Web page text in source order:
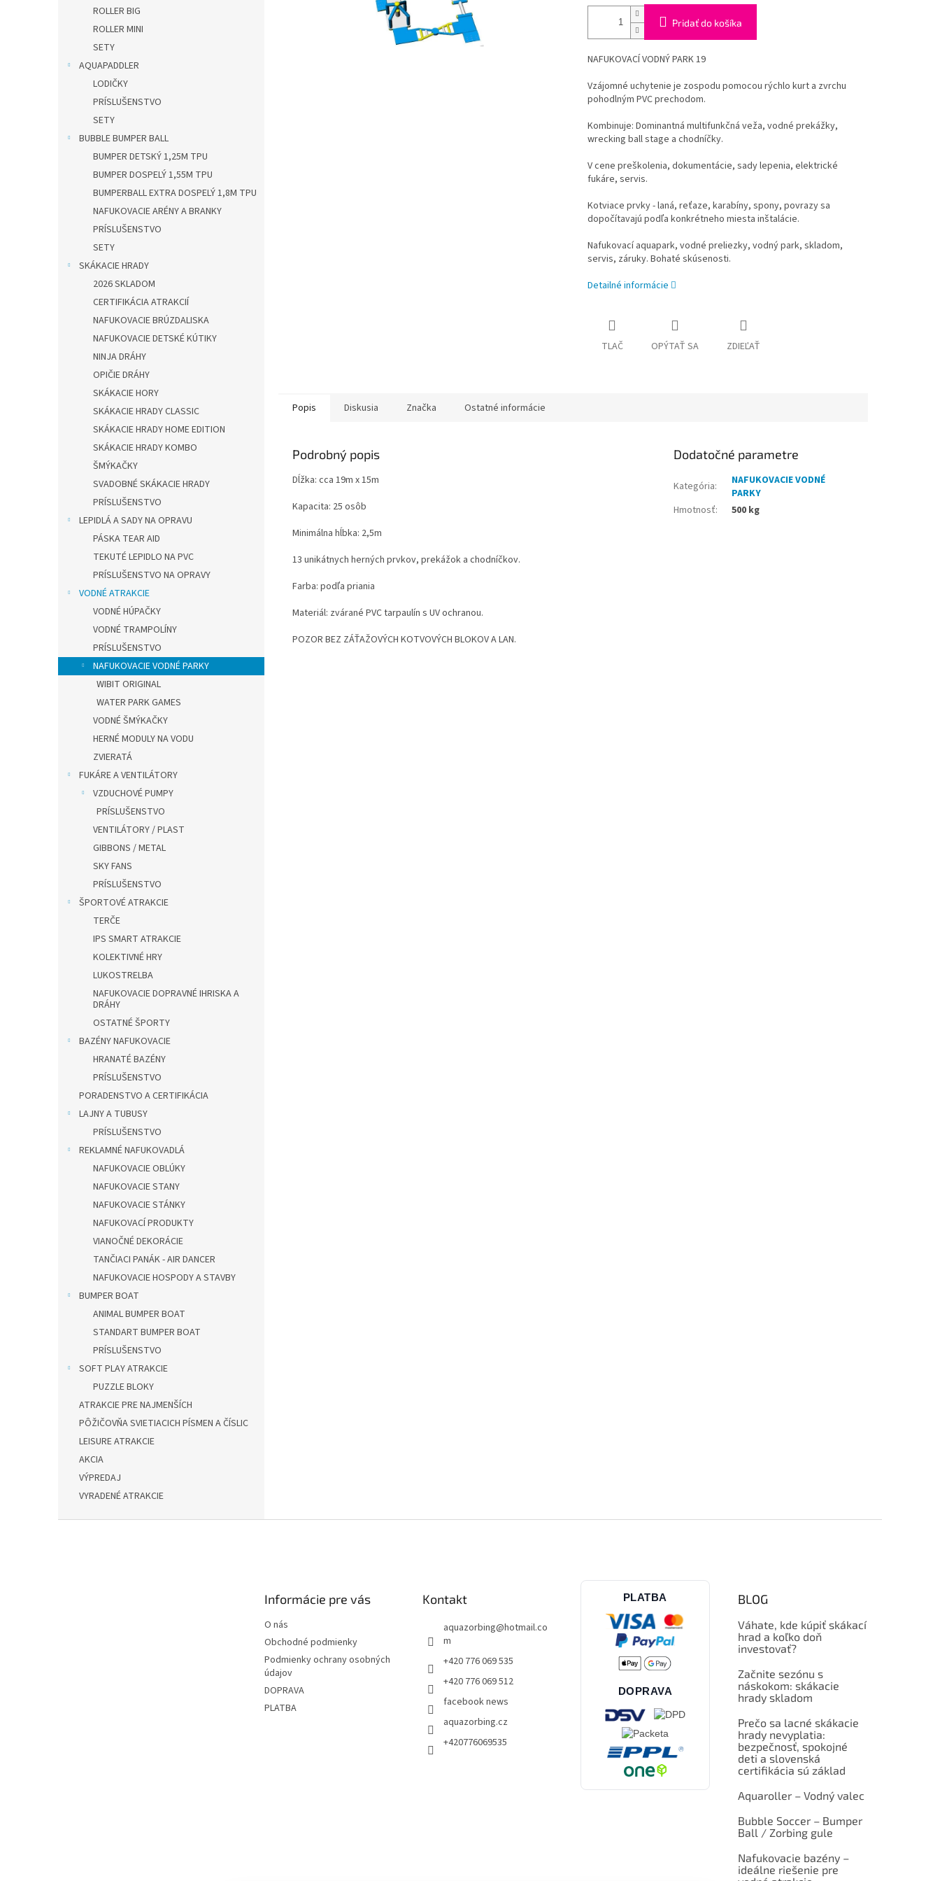
ROLLER BIG
ROLLER MINI
SETY
AQUAPADDLER
LODIČKY
PRÍSLUŠENSTVO
SETY
BUBBLE BUMPER BALL
BUMPER DETSKÝ 1,25M TPU
BUMPER DOSPELÝ 1,55M TPU
BUMPERBALL EXTRA DOSPELÝ 1,8M TPU
NAFUKOVACIE ARÉNY A BRANKY
PRÍSLUŠENSTVO
SETY
SKÁKACIE HRADY
2026 SKLADOM
CERTIFIKÁCIA ATRAKCIÍ
NAFUKOVACIE BRÚZDALISKA
NAFUKOVACIE DETSKÉ KÚTIKY
NINJA DRÁHY
OPIČIE DRÁHY
SKÁKACIE HORY
SKÁKACIE HRADY CLASSIC
SKÁKACIE HRADY HOME EDITION
SKÁKACIE HRADY KOMBO
ŠMÝKAČKY
SVADOBNÉ SKÁKACIE HRADY
PRÍSLUŠENSTVO
LEPIDLÁ A SADY NA OPRAVU
PÁSKA TEAR AID
TEKUTÉ LEPIDLO NA PVC
PRÍSLUŠENSTVO NA OPRAVY
VODNÉ ATRAKCIE
VODNÉ HÚPAČKY
VODNÉ TRAMPOLÍNY
PRÍSLUŠENSTVO
NAFUKOVACIE VODNÉ PARKY
WIBIT ORIGINAL
WATER PARK GAMES
VODNÉ ŠMÝKAČKY
HERNÉ MODULY NA VODU
ZVIERATÁ
FUKÁRE A VENTILÁTORY
VZDUCHOVÉ PUMPY
PRÍSLUŠENSTVO
VENTILÁTORY / PLAST
GIBBONS / METAL
SKY FANS
PRÍSLUŠENSTVO
ŠPORTOVÉ ATRAKCIE
TERČE
IPS SMART ATRAKCIE
KOLEKTIVNÉ HRY
LUKOSTRELBA
NAFUKOVACIE DOPRAVNÉ IHRISKA A
DRÁHY
OSTATNÉ ŠPORTY
BAZÉNY NAFUKOVACIE
HRANATÉ BAZÉNY
PRÍSLUŠENSTVO
PORADENSTVO A CERTIFIKÁCIA
LAJNY A TUBUSY
PRÍSLUŠENSTVO
REKLAMNÉ NAFUKOVADLÁ
NAFUKOVACIE OBLÚKY
NAFUKOVACIE STANY
NAFUKOVACIE STÁNKY
NAFUKOVACÍ PRODUKTY
VIANOČNÉ DEKORÁCIE
TANČIACI PANÁK - AIR DANCER
NAFUKOVACIE HOSPODY A STAVBY
BUMPER BOAT
ANIMAL BUMPER BOAT
STANDART BUMPER BOAT
PRÍSLUŠENSTVO
SOFT PLAY ATRAKCIE
PUZZLE BLOKY
ATRAKCIE PRE NAJMENŠÍCH
PÔŽIČOVŇA SVIETIACICH PÍSMEN A ČÍSLIC
LEISURE ATRAKCIE
AKCIA
VÝPREDAJ
VYRADENÉ ATRAKCIE
Pridať do košíka
NAFUKOVACÍ VODNÝ PARK 19
Vzájomné uchytenie je zospodu pomocou rýchlo kurt a zvrchu
pohodlným PVC prechodom.
Kombinuje: Dominantná multifunkčná veža, vodné prekážky,
wrecking ball stage a chodníčky.
V cene preškolenia, dokumentácie, sady lepenia, elektrické
fukáre, servis.
Kotviace prvky - laná, reťaze, karabíny, spony, povrazy sa
dopočítavajú podľa konkrétneho miesta inštalácie.
Nafukovací aquapark, vodné preliezky, vodný park, skladom,
servis, záruky. Bohaté skúsenosti.
Detailné informácie
TLAČ OPÝTAŤ SA ZDIEĽAŤ
Popis Diskusia Značka Ostatné informácie
Podrobný popis
Dĺžka: cca 19m x 15m
Kapacita: 25 osôb
Minimálna hĺbka: 2,5m
13 unikátnych herných prvkov, prekážok a chodníčkov.
Farba: podľa priania
Materiál: zvárané PVC tarpaulín s UV ochranou.
POZOR BEZ ZÁŤAŽOVÝCH KOTVOVÝCH BLOKOV A LAN.
Dodatočné parametre
Kategória:
NAFUKOVACIE VODNÉ
PARKY
Hmotnosť: 500 kg
Informácie pre vás
O nás
Obchodné podmienky
Podmienky ochrany osobných
údajov
DOPRAVA
PLATBA
Kontakt
aquazorbing@hotmail.co
m
+420 776 069 535
+420 776 069 512
facebook news
aquazorbing.cz
+420776069535
PLATBA
DOPRAVA
BLOG
Váhate, kde kúpiť skákací
hrad a koľko doň
investovať?
Začnite sezónu s
náskokom: skákacie
hrady skladom
Prečo sa lacné skákacie
hrady nevyplatia:
bezpečnosť, spokojné
deti a slovenská
certifikácia sú základ
Aquaroller – Vodný valec
Bubble Soccer – Bumper
Ball / Zorbing gule
Nafukovacie bazény –
ideálne riešenie pre